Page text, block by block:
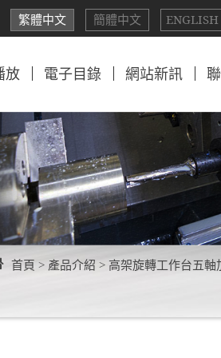
繁體中文 簡體中文 ENGLISH
放 電子目錄 網站新訊
首頁 > 產品介紹 > 高架旋轉工作台五軸